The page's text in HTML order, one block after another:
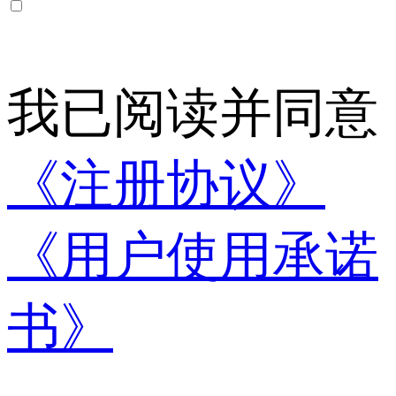
我已阅读并同意
《注册协议》
《用户使用承诺
书》